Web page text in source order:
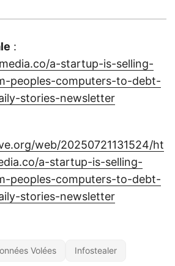
:
a-startup-is-selling-
peoples-computers-to-debt-
stories-newsletter
web/20250721131524/ht
a-startup-is-selling-
peoples-computers-to-debt-
stories-newsletter
Volées Infostealer